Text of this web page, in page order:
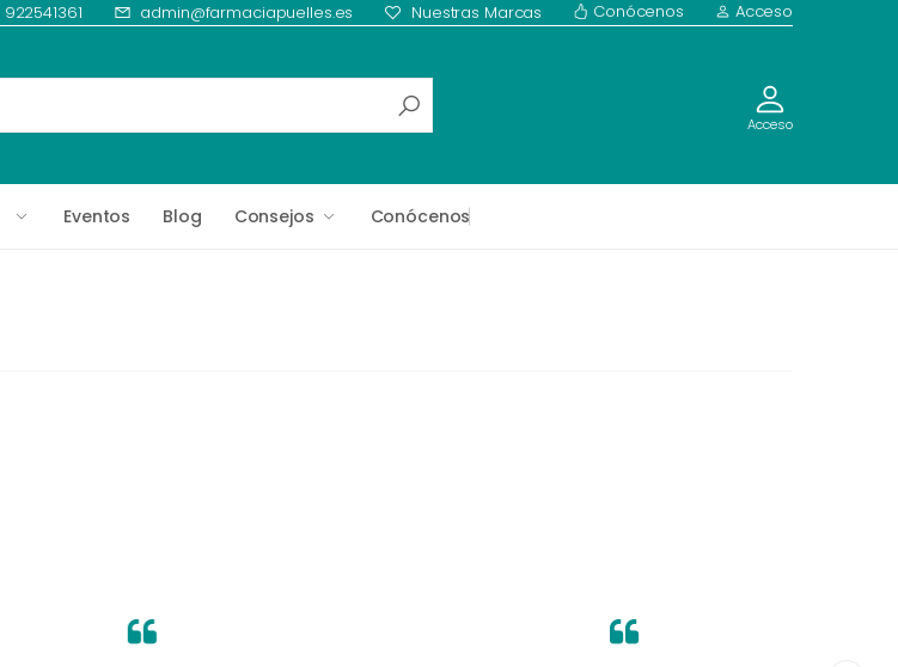
922541361 admin@farmaciapuelles.es Nuestras Marcas Conócenos Acceso
Acceso
Eventos Blog Consejos Conócenos